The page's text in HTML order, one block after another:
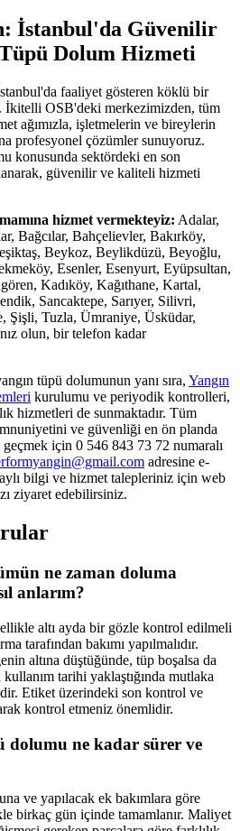
İstanbul'da Güvenilir
Dolum Hizmeti
faaliyet gösteren köklü bir
İkitelli OSB'deki merkezimizden, tüm
ağımızla, işletmelerin ve bireylerin
profesyonel çözümler sunuyoruz.
konusunda sektördeki en son
güvenilir ve kaliteli hizmeti
hizmet vermekteyiz: Adalar,
Bağcılar, Bahçelievler, Bakırköy,
Beykoz, Beylikdüzü, Beyoğlu,
Esenler, Esenyurt, Eyüpsultan,
Kadıköy, Kağıthane, Kartal,
Sancaktepe, Sarıyer, Silivri,
Şişli, Tuzla, Ümraniye, Üsküdar,
olun, bir telefon kadar
tüpü dolumunun yanı sıra, Yangın
kurulumu ve periyodik kontrolleri,
hizmetleri de sunmaktadır. Tüm
ve güvenliği en ön planda
için 0 546 843 73 72 numaralı
adresine e-
bilgi ve hizmet talepleriniz için web
ziyaret edebilirsiniz.
ne zaman doluma
anlarım?
altı ayda bir gözle kontrol edilmeli
tarafından bakımı yapılmalıdır.
altına düştüğünde, tüp boşalsa da
tarihi yaklaştığında mutlaka
Etiket üzerindeki son kontrol ve
kontrol etmeniz önemlidir.
dolumu ne kadar sürer ve
ve yapılacak ek bakımlara göre
birkaç gün içinde tamamlanır. Maliyet